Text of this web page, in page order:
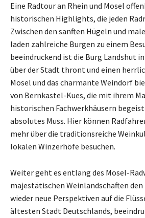
Eine Radtour an Rhein und Mosel
historischen Highlights, die jeden
Zwischen den sanften Hügeln und
laden zahlreiche Burgen zu einem
beeindruckend ist die Burg Landshut
über der Stadt thront und einen
Mosel und das charmante Weindorf
von Bernkastel-Kues, die mit ihrem
historischen Fachwerkhäusern
absolutes Muss. Hier können
mehr über die traditionsreiche
lokalen Winzerhöfe besuchen.
Weiter geht es entlang des Mosel-
majestätischen Weinlandschaften
wieder neue Perspektiven auf die
ältesten Stadt Deutschlands,